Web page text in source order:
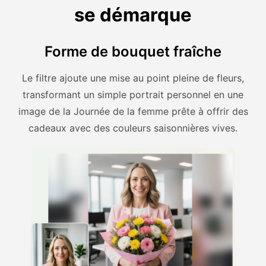
se démarque
Forme de bouquet fraîche
Le filtre ajoute une mise au point pleine de fleurs,
transformant un simple portrait personnel en une
image de la Journée de la femme prête à offrir des
cadeaux avec des couleurs saisonnières vives.